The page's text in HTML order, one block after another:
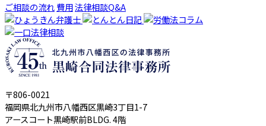
ご相談の流れ費用法律相談Q&A
〒806-0021
福岡県北九州市八幡西区黒崎3丁目1-7
アースコート黒崎駅前BLDG. 4階